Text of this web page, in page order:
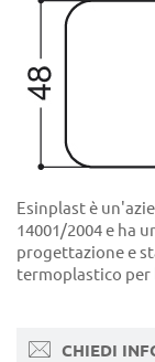
Esinplast è
14001/2004 e ha
progettazione e
termoplastico per
CHIEDI